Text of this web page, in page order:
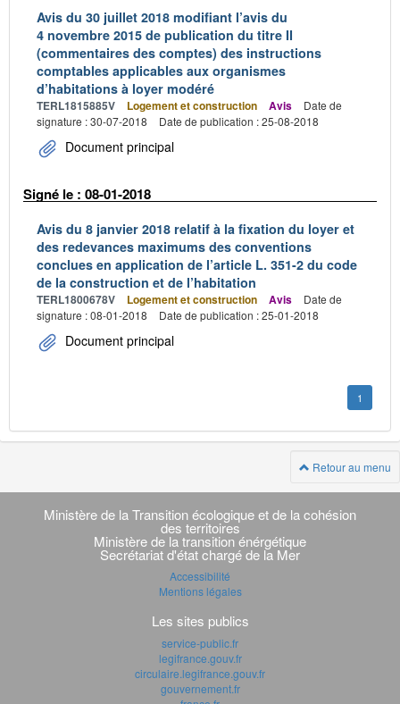
Avis du 30 juillet 2018 modifiant l’avis du
4 novembre 2015 de publication du titre II
(commentaires des comptes) des instructions
comptables applicables aux organismes
d’habitations à loyer modéré
TERL1815885V Logement et construction Avis
Date de
signature : 30-07-2018
Date de publication : 25-08-2018
Document principal
Signé le : 08-01-2018
Avis du 8 janvier 2018 relatif à la fixation du loyer et
des redevances maximums des conventions
conclues en application de l’article L. 351-2 du code
de la construction et de l’habitation
TERL1800678V Logement et construction Avis
Date de
signature : 08-01-2018
Date de publication : 25-01-2018
Document principal
1
Retour au menu
Navigation
transverse
Ministère de la Transition écologique et de la cohésion
des territoires
Ministère de la transition énérgétique
Secrétariat d'état chargé de la Mer
Accessibilité
Mentions légales
Les sites publics
service-public.fr
legifrance.gouv.fr
circulaire.legifrance.gouv.fr
gouvernement.fr